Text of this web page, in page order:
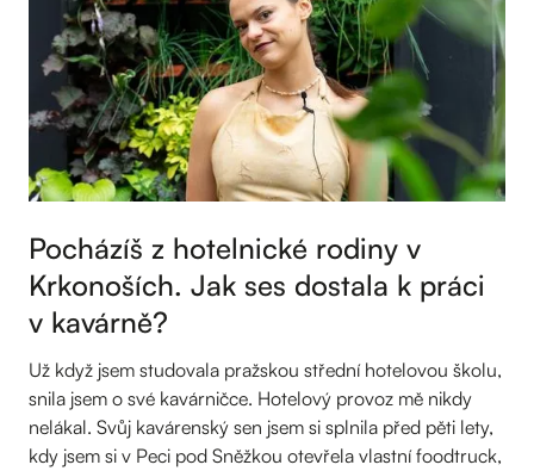
Pocházíš z hotelnické rodiny v
Krkonoších. Jak ses dostala k práci
v kavárně?
Už když jsem studovala pražskou střední hotelovou školu,
snila jsem o své kavárničce. Hotelový provoz mě nikdy
nelákal. Svůj kavárenský sen jsem si splnila před pěti lety,
kdy jsem si v Peci pod Sněžkou otevřela vlastní foodtruck,